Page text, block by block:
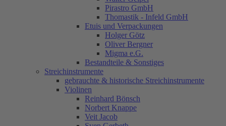
Pirastro GmbH
Thomastik - Infeld GmbH
Etuis und Verpackungen
Holger Götz
Oliver Bergner
Migma e.G.
Bestandteile & Sonstiges
Streichinstrumente
gebrauchte & historische Streichinstrumente
Violinen
Reinhard Bönsch
Norbert Knappe
Veit Jacob